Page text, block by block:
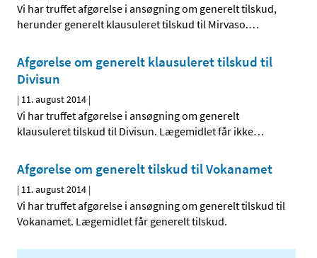
Vi har truffet afgørelse i ansøgning om generelt tilskud,
herunder generelt klausuleret tilskud til Mirvaso.…
Afgørelse om generelt klausuleret tilskud til
Divisun
| 11. august 2014 |
Vi har truffet afgørelse i ansøgning om generelt
klausuleret tilskud til Divisun. Lægemidlet får ikke…
Afgørelse om generelt tilskud til Vokanamet
| 11. august 2014 |
Vi har truffet afgørelse i ansøgning om generelt tilskud til
Vokanamet. Lægemidlet får generelt tilskud.